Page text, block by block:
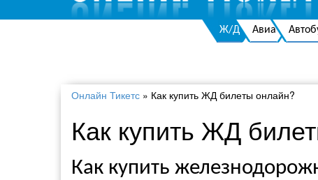
Ж/Д Авиа
Онлайн Тикетс » Как купить ЖД билеты онлайн?
Как купить ЖД
Как купить